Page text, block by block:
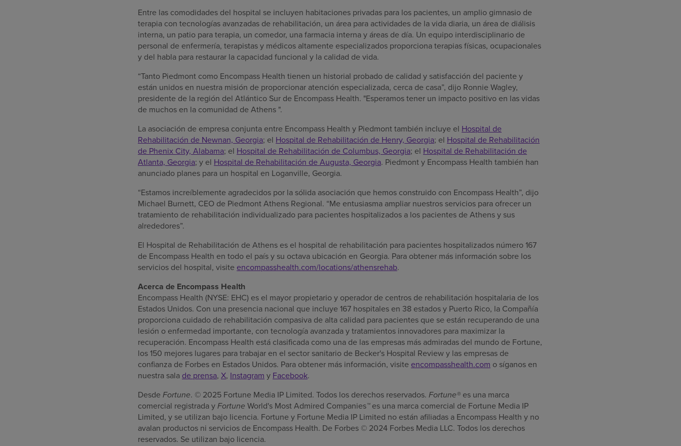
Entre las comodidades del hospital se incluyen habitaciones privadas para los pacientes, un amplio gimnasio de
terapia con tecnologías avanzadas de rehabilitación, un área para actividades de la vida diaria, un área de diálisis
interna, un patio para terapia, un comedor, una farmacia interna y áreas de día. Un equipo interdisciplinario de
personal de enfermería, terapistas y médicos altamente especializados proporciona terapias físicas, ocupacionales
y del habla para restaurar la capacidad funcional y la calidad de vida.
“Tanto Piedmont como Encompass Health tienen un historial probado de calidad y satisfacción del paciente y
están unidos en nuestra misión de proporcionar atención especializada, cerca de casa”, dijo Ronnie Wagley,
presidente de la región del Atlántico Sur de Encompass Health. "Esperamos tener un impacto positivo en las vidas
de muchos en la comunidad de Athens ".
La asociación de empresa conjunta entre Encompass Health y Piedmonttambién incluye el Hospital de
Rehabilitación de Newnan, Georgia; el Hospital de Rehabilitación de Henry, Georgia; el Hospital de Rehabilitación
de Phenix City, Alabama; el Hospital de Rehabilitación de Columbus, Georgia; el Hospital de Rehabilitación de
Atlanta, Georgia; y el Hospital de Rehabilitación deAugusta, Georgia. Piedmonty Encompass Health también han
anunciado planes para un hospital en Loganville, Georgia.
“Estamos increíblemente agradecidos por la sólida asociación que hemos construido con Encompass Health”, dijo
Michael Burnett, CEO de Piedmont Athens Regional. “Me entusiasma ampliar nuestros servicios para ofrecer un
tratamiento de rehabilitación individualizado para pacientes hospitalizados a los pacientes de Athensy sus
alrededores”.
El Hospital de Rehabilitación de Athens es el hospital de rehabilitación para pacientes hospitalizados número 167
de Encompass Health en todo el país y su octava ubicación en Georgia. Para obtener más información sobre los
servicios del hospital, visite encompasshealth.com/locations/athensrehab.
Acerca de Encompass Health
Encompass Health (NYSE: EHC) es el mayor propietario y operador de centros de rehabilitación hospitalaria de los
Estados Unidos. Con una presencia nacional que incluye 167 hospitales en 38 estados y Puerto Rico, la Compañía
proporciona cuidado de rehabilitación compasiva de alta calidad para pacientes que se están recuperando de una
lesión o enfermedad importante, con tecnología avanzada y tratamientos innovadores para maximizar la
recuperación. Encompass Health está clasificada como una de las empresas más admiradas del mundo de Fortune,
los 150 mejores lugares para trabajar en el sector sanitario de Becker's Hospital Review y las empresas de
confianza de Forbes en Estados Unidos. Para obtener más información, visite encompasshealth.com o síganos en
nuestra sala de prensa, X, Instagram y Facebook.
Desde Fortune. © 2025 Fortune Media IP Limited. Todos los derechos reservados. Fortune® es una marca
comercial registrada yFortune World's Most Admired Companies™es una marca comercial de Fortune Media IP
Limited, y se utilizan bajo licencia. Fortune y Fortune Media IP Limited no están afiliadas a Encompass Health y no
avalan productos ni servicios de Encompass Health. De Forbes © 2024 Forbes Media LLC. Todos los derechos
reservados. Se utilizan bajo licencia.